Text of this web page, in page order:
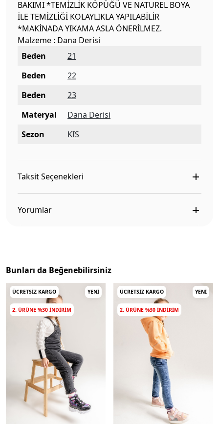
BAKIMI *TEMİZLİK KÖPÜĞÜ VE NATUREL BOYA
İLE TEMİZLİĞİ KOLAYLIKLA YAPILABİLİR
*MAKİNADA YIKAMA ASLA ÖNERİLMEZ.
Malzeme : Dana Derisi
Beden
21
Beden
22
Beden
23
Materyal
Dana Derisi
Sezon
KIS
Taksit Seçenekleri
Yorumlar
Bunları da Beğenebilirsiniz
ÜCRETSIZ KARGO YENI
2. ÜRÜNE %30 INDIRIM
ÜCRETSIZ KARGO YENI
2. ÜRÜNE %30 INDIRIM